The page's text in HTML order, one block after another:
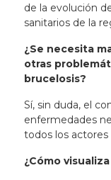
de la evolución
sanitarios de la
¿Se necesita
otras
brucelosis?
Sí, sin duda, el
enfermedades
todos los
¿Cómo